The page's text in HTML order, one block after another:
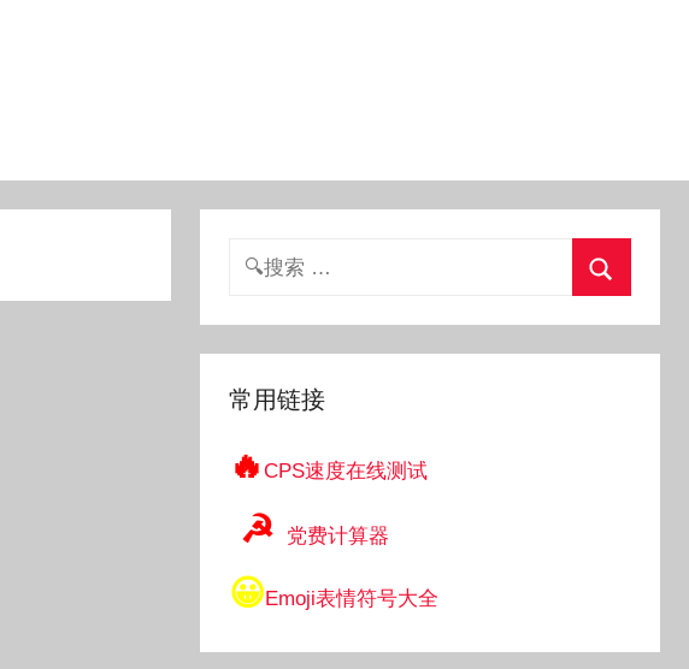
搜
常用链接
🔥CPS速度在线测试
☭ 党费计算器
😀Emoji表情符号大全